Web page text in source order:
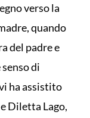
verso la
quando
del padre e
di
ha assistito
Diletta Lago,